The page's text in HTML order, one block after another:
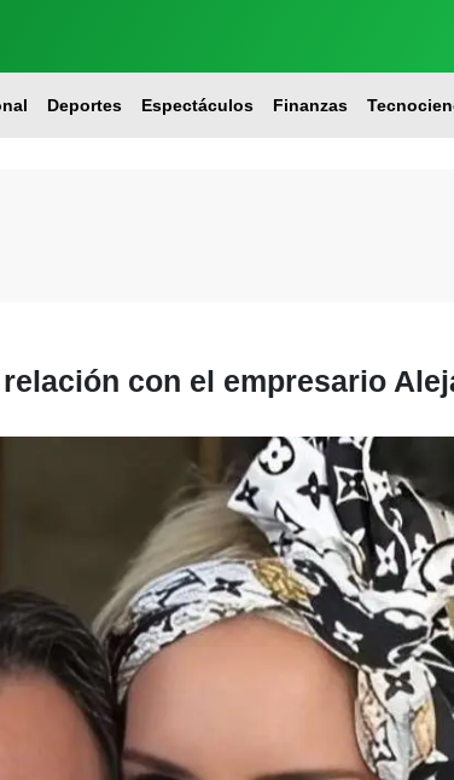
Deportes Espectáculos Finanzas
con el empresario